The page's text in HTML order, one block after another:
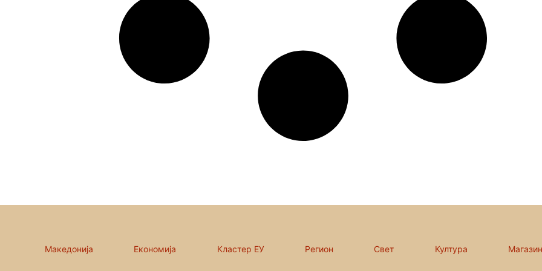
Македонија Економија Кластер ЕУ Регион Свет Култура Магазин